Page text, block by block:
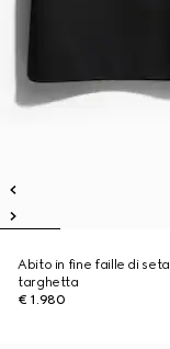
Abito in fine faille di
targhetta
€ 1.980